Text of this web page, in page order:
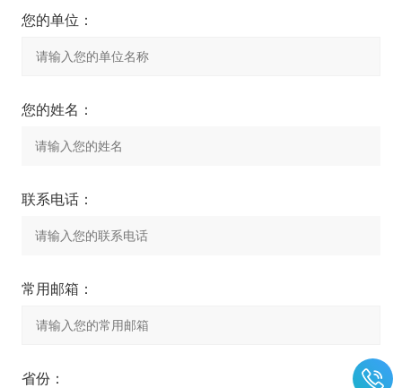
您的单位：
您的姓名：
联系电话：
常用邮箱：
省份：